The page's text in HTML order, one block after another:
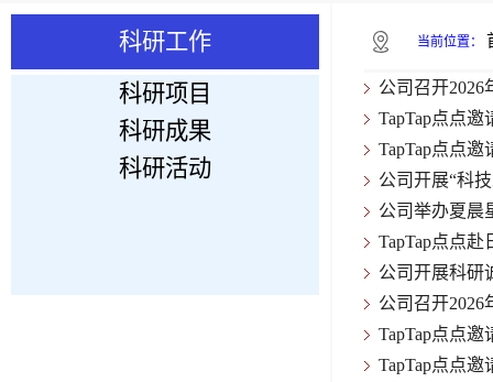
科研工作
科研项目
科研成果
科研活动
当前位置：
公司召开
TapTap点点
TapTap点点
公司开展“科
公司举办夏晨
TapTap点点
公司开展科研
公司召开
TapTap点点
TapTap点点